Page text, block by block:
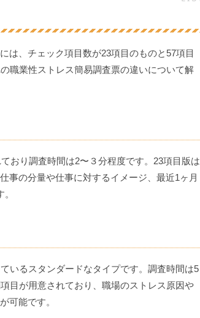
は、チェック項目数が23項目のものと57項目
職業性ストレス簡易調査票の違いについて解
おり調査時間は2〜３分程度です。23項目版は
事の分量や仕事に対するイメージ、最近1ヶ月
いるスタンダードなタイプです。調査時間は5
目が用意されており、職場のストレス原因や
可能です。